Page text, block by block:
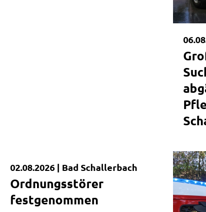
Kurzmeldung
02.08.2026 | Bad Schallerbach
Ordnungsstörer
festgenommen
|